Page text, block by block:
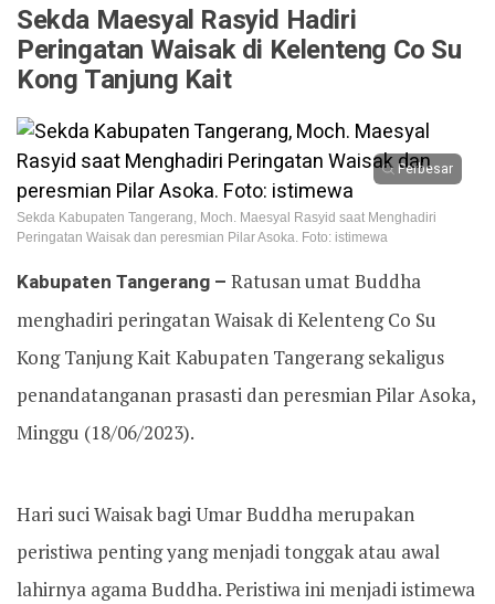
Sekda Maesyal Rasyid Hadiri
Peringatan Waisak di Kelenteng Co Su
Kong Tanjung Kait
Perbesar
Sekda Kabupaten Tangerang, Moch. Maesyal Rasyid saat Menghadiri
Peringatan Waisak dan peresmian Pilar Asoka. Foto: istimewa
Kabupaten Tangerang – Ratusan umat Buddha
menghadiri peringatan Waisak di Kelenteng Co Su
Kong Tanjung Kait Kabupaten Tangerang sekaligus
penandatanganan prasasti dan peresmian Pilar Asoka,
Minggu (18/06/2023).
Hari suci Waisak bagi Umar Buddha merupakan
peristiwa penting yang menjadi tonggak atau awal
lahirnya agama Buddha. Peristiwa ini menjadi istimewa